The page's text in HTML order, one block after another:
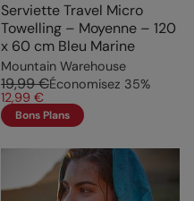
Serviette Travel Micro
Towelling – Moyenne – 120
x 60 cm Bleu Marine
Mountain Warehouse
19,99 €Économisez 35%
12,99 €
Bons Plans